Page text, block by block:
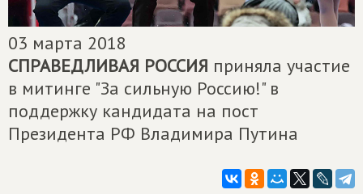
03 марта 2018
СПРАВЕДЛИВАЯ РОССИЯ приняла участие
в митинге "За сильную Россию!" в
поддержку кандидата на пост
Президента РФ Владимира Путина